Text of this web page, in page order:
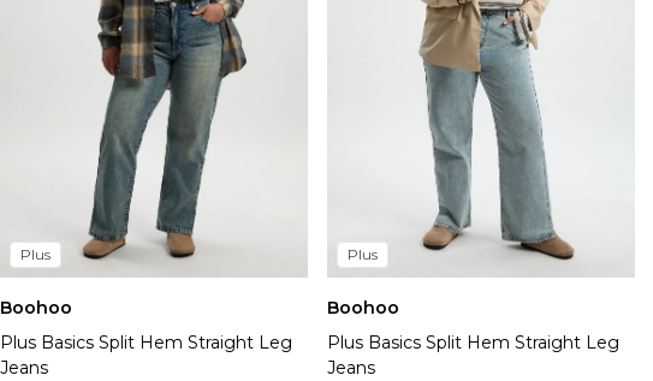
Plus
Boohoo
Plus Basics Split Hem Straight Leg
Jeans
Plus
Boohoo
Plus Basics Split Hem Straight Leg
Jeans